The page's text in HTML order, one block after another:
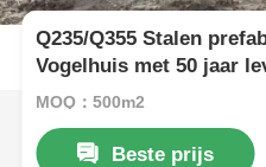
Q235/Q355 Stalen
Vogelhuis met 50 jaar
gemaakte ontwerp
MOQ：500m2
Beste prijs